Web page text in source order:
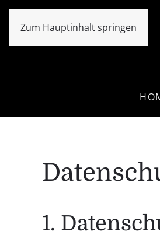
Zum Hauptinhalt springen
1.